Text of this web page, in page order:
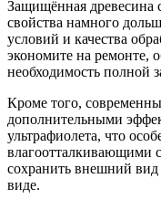
Защищённая древесина
свойства намного
условий и качества
экономите на ремонте,
необходимость полной
Кроме того,
дополнительными
ультрафиолета, что
влагоотталкивающими
сохранить внешний вид
виде.